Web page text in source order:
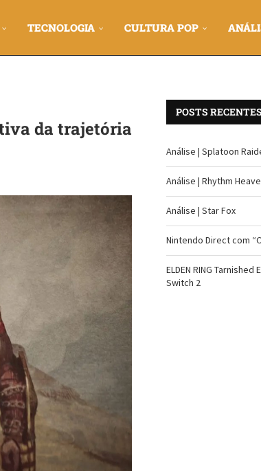
TECNOLOGIA CULTURA POP
da trajetória
POSTS RECENTES
Análise | Splatoon
Análise | Rhythm
Análise | Star Fox
Nintendo Direct com
ELDEN RING
Switch 2